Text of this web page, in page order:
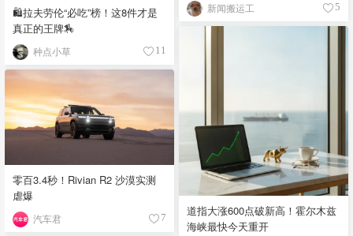
新闻搬运工 5
🛍️拉夫劳伦“必吃”榜！这8件才是
真正的王牌🏇
种点小草 11
道指大涨600点破新高！霍尔木兹
海峡最快今天重开
零百3.4秒！Rivian R2 沙漠实测
虐爆
汽车君 7